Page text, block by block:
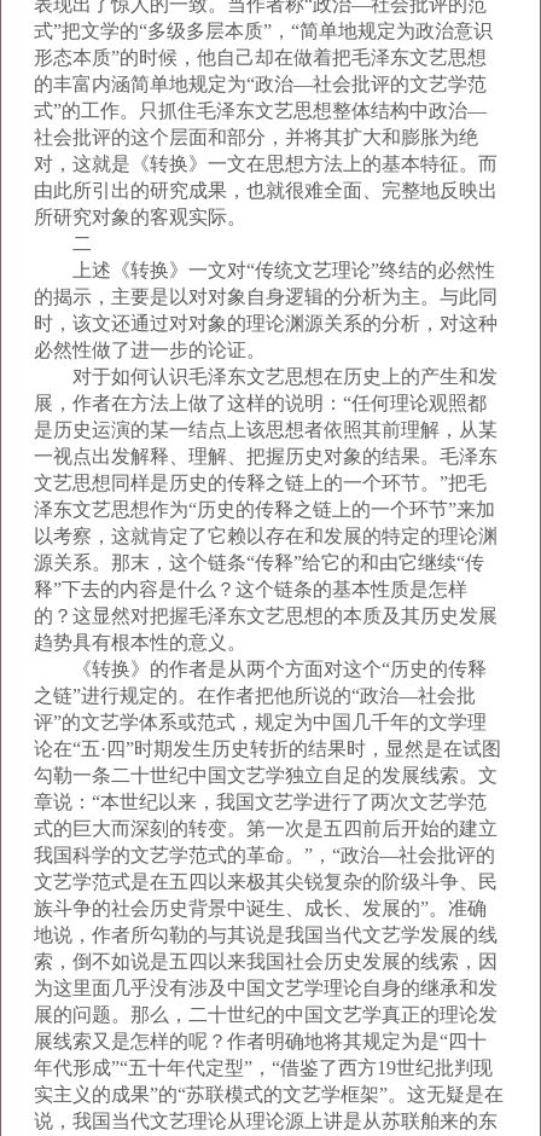
表现出了惊人的一致。当作者称“政治—社会批评的范
式”把文学的“多级多层本质”，“简单地规定为政治意识
形态本质”的时候，他自己却在做着把毛泽东文艺思想
的丰富内涵简单地规定为“政治—社会批评的文艺学范
式”的工作。只抓住毛泽东文艺思想整体结构中政治—
社会批评的这个层面和部分，并将其扩大和膨胀为绝
对，这就是《转换》一文在思想方法上的基本特征。而
由此所引出的研究成果，也就很难全面、完整地反映出
所研究对象的客观实际。
二
上述《转换》一文对“传统文艺理论”终结的必然性
的揭示，主要是以对对象自身逻辑的分析为主。与此同
时，该文还通过对对象的理论渊源关系的分析，对这种
必然性做了进一步的论证。
对于如何认识毛泽东文艺思想在历史上的产生和发
展，作者在方法上做了这样的说明：“任何理论观照都
是历史运演的某一结点上该思想者依照其前理解，从某
一视点出发解释、理解、把握历史对象的结果。毛泽东
文艺思想同样是历史的传释之链上的一个环节。”把毛
泽东文艺思想作为“历史的传释之链上的一个环节”来加
以考察，这就肯定了它赖以存在和发展的特定的理论渊
源关系。那末，这个链条“传释”给它的和由它继续“传
释”下去的内容是什么？这个链条的基本性质是怎样
的？这显然对把握毛泽东文艺思想的本质及其历史发展
趋势具有根本性的意义。
《转换》的作者是从两个方面对这个“历史的传释
之链”进行规定的。在作者把他所说的“政治—社会批
评”的文艺学体系或范式，规定为中国几千年的文学理
论在“五·四”时期发生历史转折的结果时，显然是在试图
勾勒一条二十世纪中国文艺学独立自足的发展线索。文
章说：“本世纪以来，我国文艺学进行了两次文艺学范
式的巨大而深刻的转变。第一次是五四前后开始的建立
我国科学的文艺学范式的革命。”，“政治—社会批评的
文艺学范式是在五四以来极其尖锐复杂的阶级斗争、民
族斗争的社会历史背景中诞生、成长、发展的”。准确
地说，作者所勾勒的与其说是我国当代文艺学发展的线
索，倒不如说是五四以来我国社会历史发展的线索，因
为这里面几乎没有涉及中国文艺学理论自身的继承和发
展的问题。那么，二十世纪的中国文艺学真正的理论发
展线索又是怎样的呢？作者明确地将其规定为是“四十
年代形成”“五十年代定型”，“借鉴了西方19世纪批判现
实主义的成果”的“苏联模式的文艺学框架”。这无疑是在
说，我国当代文艺理论从理论源上讲是从苏联舶来的东